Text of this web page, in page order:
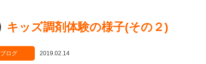
キッズ調剤体験の様子(その２)
ブログ 2019.02.14